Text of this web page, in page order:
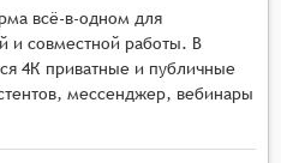
всё-в-одном для
и совместной работы. В
4К приватные и публичные
мессенджер, вебинары